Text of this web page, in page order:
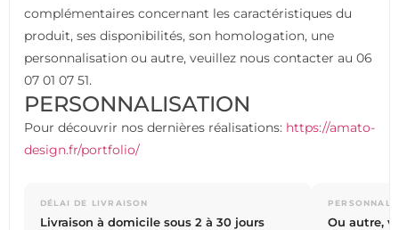
complémentaires concernant les caractéristiques du
produit, ses disponibilités, son homologation, une
personnalisation ou autre, veuillez nous contacter au 06
07 01 07 51.
PERSONNALISATION
Pour découvrir nos dernières réalisations: https://amato-
design.fr/portfolio/
DÉLAI DE LIVRAISON
Livraison à domicile sous 2 à 30 jours
Ou autre,